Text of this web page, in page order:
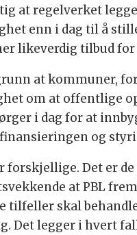
at regelverket
enn i dag til å
likeverdig tilbud for
at kommuner,
om at offentlige
i dag for at
og
forskjellige. Det er
at PBL
tilfeller skal
Det legger i hvert